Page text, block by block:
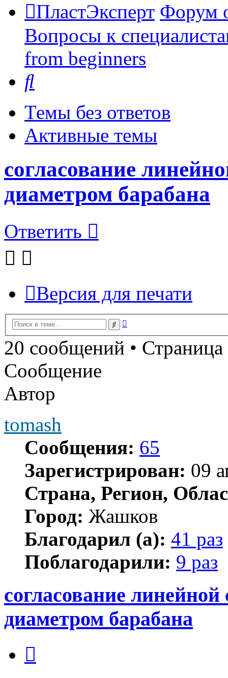
ПластЭксперт Форум
Вопросы к
from beginners
Темы без ответов
Активные темы
согласование
диаметром барабана
Ответить
Версия для печати
Поиск
20 сообщений • Страница
Сообщение
Автор
tomash
Сообщения: 65
Зарегистрирован: 09
Страна, Регион,
Город: Жашков
Благодарил (а): 41 раз
Поблагодарили: 9 раз
согласование линейной
диаметром барабана